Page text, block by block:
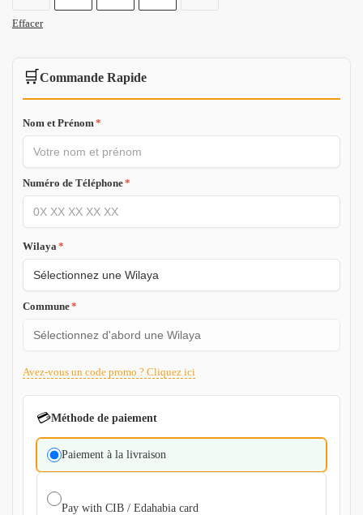
Effacer
🛒Commande Rapide
Nom et Prénom *
Numéro de Téléphone*
Wilaya *
Commune*
Avez-vous un code promo ? Cliquez ici
💳Méthode de paiement
Paiement à la livraison
Pay with CIB / Edahabia card